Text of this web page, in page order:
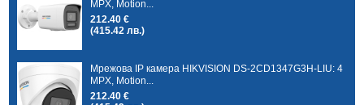
MPX, Motion...
212.40 €
(415.42 лв.)
Мрежова IP камера HIKVISION DS-2CD1347G3H-LIU: 4
MPX, Motion...
212.40 €